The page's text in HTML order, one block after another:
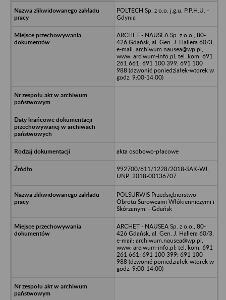
POLTECH Sp. z o.o. j.g.u. P.P.H.U. -
Gdynia
ARCHET - NAUSEA Sp. z o.o., 80-
426 Gdańsk, al. Gen. J. Hallera 60/3,
e-mail: archiwum.nausea@wp.pl,
www: arciwum-info.pl; tel. kom. 691
261 661; 691 100 399; 691 100
988 (dzwonić poniedziałek-wtorek w
godz. 9:00-14:00)
akta osobowo-płacowe
992700/611/1228/2018-SAK-WJ,
UNP: 2018-00136707
POLSURWIS Przedsiębiorstwo
Obrotu Surowcami Włókienniczymi i
Skórzanymi - Gdańsk
ARCHET - NAUSEA Sp. z o.o., 80-
426 Gdańsk, al. Gen. J. Hallera 60/3,
e-mail: archiwum.nausea@wp.pl,
www: arciwum-info.pl; tel. kom. 691
261 661; 691 100 399; 691 100
988 (dzwonić poniedziałek-wtorek w
godz. 9:00-14:00)